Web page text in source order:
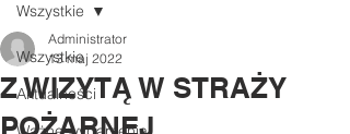
Wszystkie
Aktualności
Wszystkie
Z WIZYTĄ W STRAŻY
POŻARNEJ
Administrator
13 maj 2022